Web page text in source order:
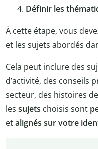
Définir les
À cette étape, vous
et les sujets abordés
Cela peut inclure des
d’activité, des conseils
secteur, des histoires
les sujets choisis sont
etalignés sur votre